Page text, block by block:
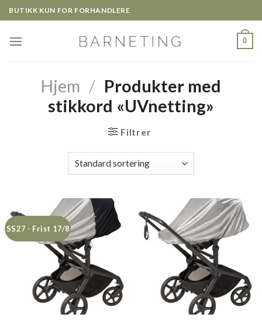
Skip
to
content
BUTIKK KUN FOR FORHANDLERE
0
Hjem / Produkter med
stikkord «UVnetting»
Filtrer
SS27 - Frist 17/8